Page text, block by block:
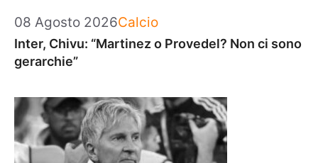
08 Agosto 2026Categorie
Calcio
Inter, Chivu: “Martinez o Provedel? Non ci sono
gerarchie”